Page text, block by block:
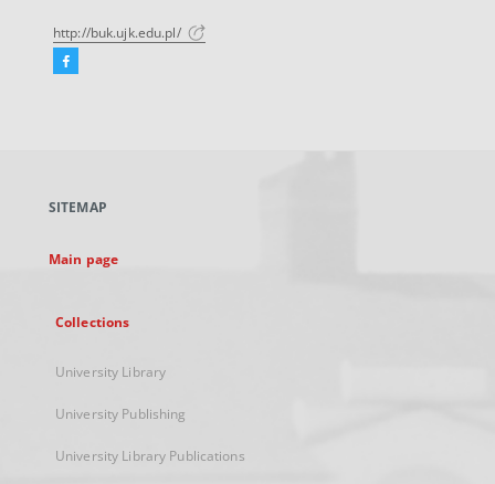
http://buk.ujk.edu.pl/
Facebook
new
SITEMAP
Main page
Collections
University Library
University Publishing
University Library Publications